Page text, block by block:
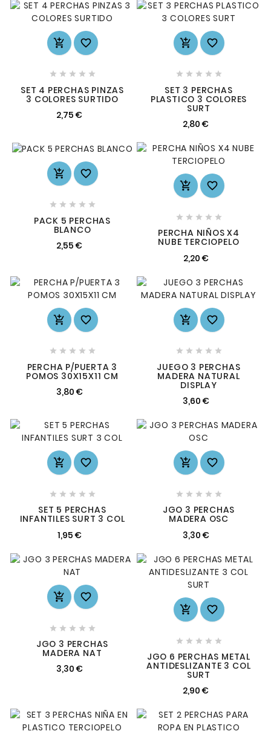
 
    
SET 4 PERCHAS PINZAS
3 COLORES SURTIDO
2,75 €
 
    
SET 3 PERCHAS
PLASTICO 3 COLORES
SURT
2,80 €
 
    
PACK 5 PERCHAS
BLANCO
2,55 €
 
    
PERCHA NIÑOS X4
NUBE TERCIOPELO
2,20 €
 
    
PERCHA P/PUERTA 3
POMOS 30X15X11 CM
3,80 €
 
    
JUEGO 3 PERCHAS
MADERA NATURAL
DISPLAY
3,60 €
 
    
SET 5 PERCHAS
INFANTILES SURT 3 COL
1,95 €
 
    
JGO 3 PERCHAS
MADERA OSC
3,30 €
 
    
JGO 3 PERCHAS
MADERA NAT
3,30 €
 
    
JGO 6 PERCHAS METAL
ANTIDESLIZANTE 3 COL
SURT
2,90 €